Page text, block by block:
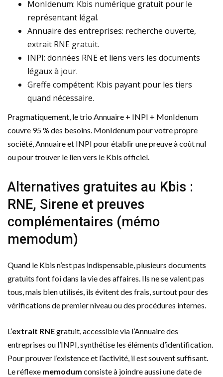
MonIdenum: Kbis numérique gratuit pour le
représentant légal.
Annuaire des entreprises: recherche ouverte,
extrait RNE gratuit.
INPI: données RNE et liens vers les documents
légaux à jour.
Greffe compétent: Kbis payant pour les tiers
quand nécessaire.
Pragmatiquement, le trio Annuaire + INPI + MonIdenum
couvre 95 % des besoins. MonIdenum pour votre propre
société, Annuaire et INPI pour établir une preuve à coût nul
ou pour trouver le lien vers le Kbis officiel.
Alternatives gratuites au Kbis :
RNE, Sirene et preuves
complémentaires (mémo
memodum)
Quand le Kbis n’est pas indispensable, plusieurs documents
gratuits font foi dans la vie des affaires. Ils ne se valent pas
tous, mais bien utilisés, ils évitent des frais, surtout pour des
vérifications de premier niveau ou des procédures internes.
L’extrait RNEgratuit, accessible via l’Annuaire des
entreprises ou l’INPI, synthétise les éléments d’identification.
Pour prouver l’existence et l’activité, il est souvent suffisant.
Le réflexe memodum consiste à joindre aussi une date de